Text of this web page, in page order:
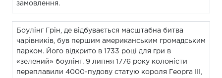
замовлення.
Боулінг Грін, де відбувається масштабна битва
чарівників, був першим американським громадським
парком. Його відкрито в 1733 році для гри в
«зелений» боулінг. 9 липня 1776 року колоністи
переплавили 4000-пудову статую короля Георга III,